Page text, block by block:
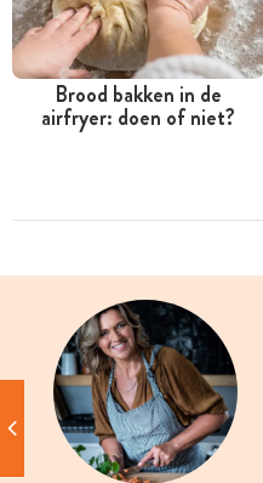
Brood bakken in de
airfryer: doen of niet?